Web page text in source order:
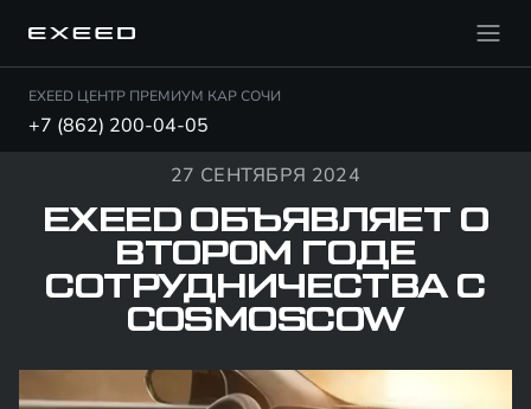
EXEED ЦЕНТР ПРЕМИУМ КАР СОЧИ
+7 (862) 200-04-05
27 СЕНТЯБРЯ 2024
EXEED ОБЪЯВЛЯЕТ О
ВТОРОМ ГОДЕ
СОТРУДНИЧЕСТВА С
COSMOSCOW